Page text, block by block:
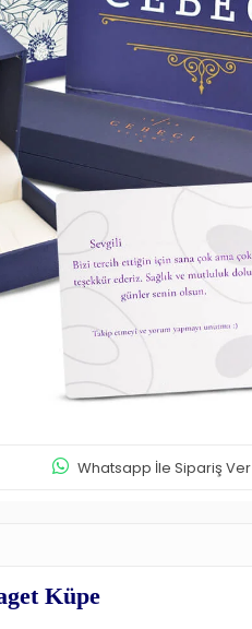
Whatsapp İle Sipariş Ver
Küpe